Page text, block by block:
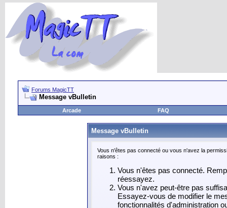
Forums MagicTT
Message vBulletin
Arcade FAQ
Message vBulletin
Vous n'êtes pas connecté ou vous n'avez la
raisons :
Vous n'êtes pas connecté.
réessayez.
Vous n'avez peut-être pas
Essayez-vous de modifier le
fonctionnalités d'administration